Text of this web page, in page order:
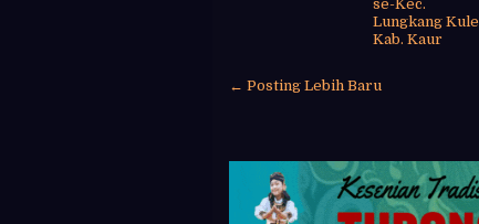
se-Kec.
Lungkang Kule
Kab. Kaur
← Posting Lebih Baru